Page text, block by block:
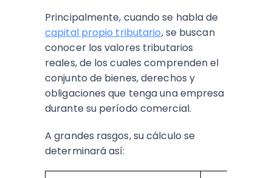
Principalmente, cuando se habla de
capital propio tributario, se buscan
conocer los valores tributarios
reales, de los cuales comprenden el
conjunto de bienes, derechos y
obligaciones que tenga una empresa
durante su período comercial.
A grandes rasgos, su cálculo se
determinará así: